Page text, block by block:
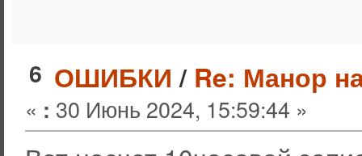
6 ОШИБКИ / Re: Манор
« : 30 Июнь 2024, 15:59:44 »